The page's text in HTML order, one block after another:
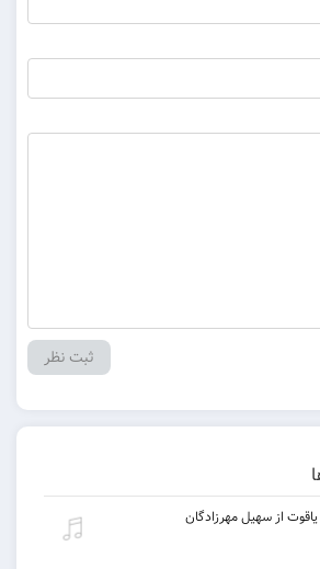
مهرزادگان